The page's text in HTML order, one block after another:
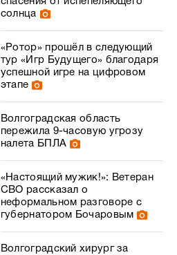
солнца
«Ротор» прошёл в следующий
тур «Игр Будущего» благодаря
успешной игре на цифровом
этапе
Волгоградская область
пережила 9-часовую угрозу
налета БПЛА
«Настоящий мужик!»: Ветеран
СВО рассказал о
неформальном разговоре с
губернатором Бочаровым
Волгоградский хирург за